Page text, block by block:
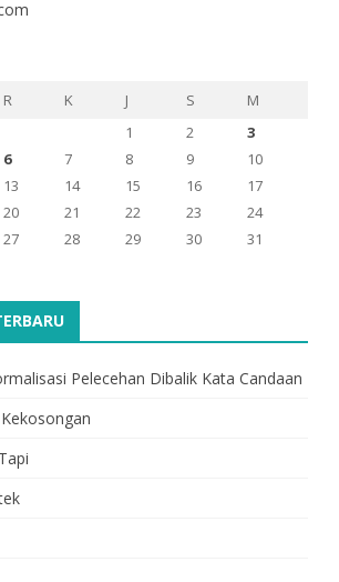
R K J S
M
1
2
3
6 7 8 9
10
13 14 15 16
17
20 21 22 23
24
27 28 29 30 31
Pelecehan Dibalik Kata Candaan